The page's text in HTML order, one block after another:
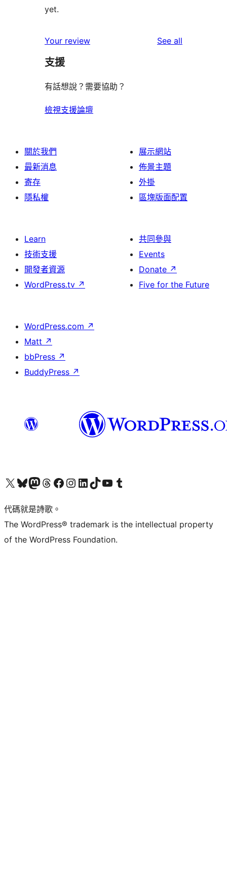
yet.
Your review See all
支援
有話想說？需要協助？
檢視支援論壇
關於我們
最新消息
寄存
隱私權
展示網站
佈景主題
外掛
區塊版面配置
Learn
技術支援
開發者資源
WordPress.tv ↗
共同參與
Events
Donate ↗
Five for the Future
WordPress.com ↗
Matt ↗
bbPress ↗
BuddyPress ↗
Visit our X (formerly Twitter) account
Visit our Bluesky account
Visit our Mastodon account
Visit our Threads account
訪問我們的 Facebook 專頁Visit our Instagram account
Visit our LinkedIn account
Visit our TikTok account
Visit our YouTube channel
Visit our Tumblr account
代碼就是詩歌。
The WordPress® trademark is the intellectual property
of the WordPress Foundation.